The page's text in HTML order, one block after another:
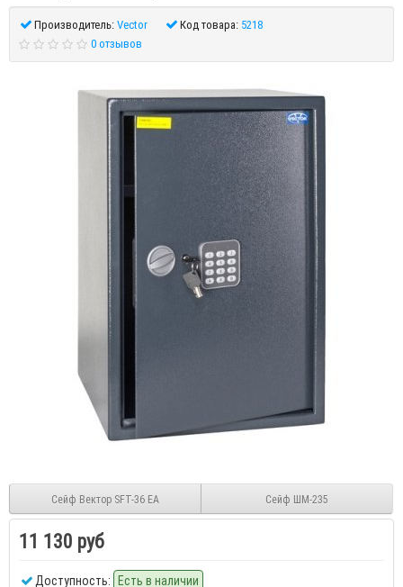
Производитель:Vector Код товара: 5218
0 отзывов
Сейф Вектор SFT-36 EA Сейф ШМ-235
11 130 руб
Доступность: Есть в наличии